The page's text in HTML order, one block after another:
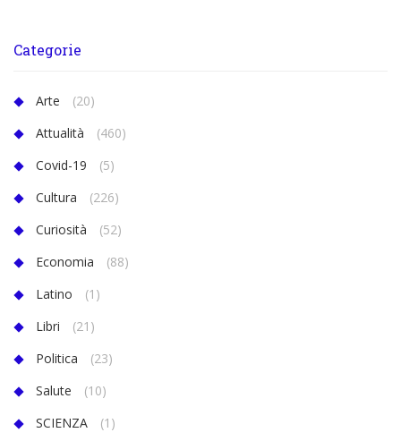
Categorie
Arte
(20)
Attualità
(460)
Covid-19
(5)
Cultura
(226)
Curiosità
(52)
Economia
(88)
Latino
(1)
Libri
(21)
Politica
(23)
Salute
(10)
SCIENZA
(1)